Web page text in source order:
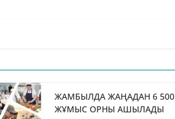
ЖАМБЫЛДА ЖАҢАДАН 6 500
ЖҰМЫС ОРНЫ АШЫЛАДЫ